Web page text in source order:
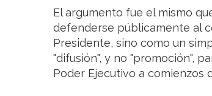
El argumento fue el mismo
defenderse públicamente al
Presidente, sino como un
"difusión", y no "promoción",
Poder Ejecutivo a comienzos